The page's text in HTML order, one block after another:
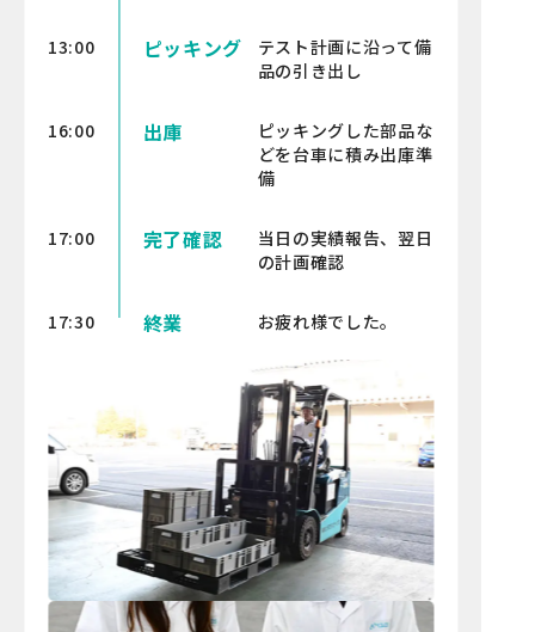
13:00 ピッキング
テスト計画に沿って備
品の引き出し
16:00 出庫
ピッキングした部品な
どを台車に積み出庫準
備
17:00 完了確認
当日の実績報告、翌日
の計画確認
17:30 終業 お疲れ様でした。